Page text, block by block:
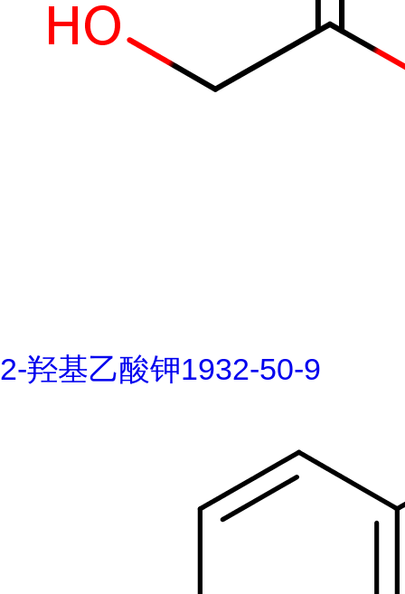
2-羟基乙酸钾1932-50-9